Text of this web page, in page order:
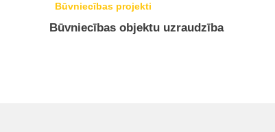
Būvniecības projekti
Būvniecības objektu uzraudzība